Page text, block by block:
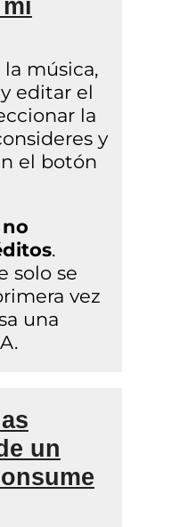
la música,
editar el
la
y
el botón
no
.
solo se
vez
una
un